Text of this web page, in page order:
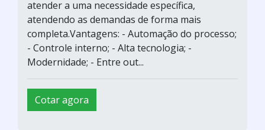
atender a uma necessidade específica,
atendendo as demandas de forma mais
completa.Vantagens: - Automação do processo;
- Controle interno; - Alta tecnologia; -
Modernidade; - Entre out...
Cotar agora